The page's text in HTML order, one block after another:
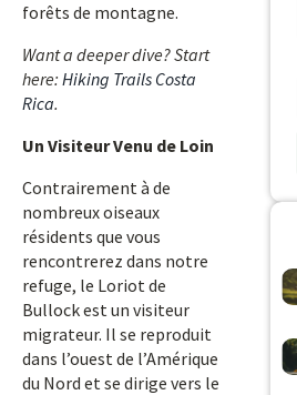
forêts de montagne.
Want a deeper dive? Start
here: Hiking Trails Costa
Rica.
Un Visiteur Venu de Loin
Contrairement à de
nombreux oiseaux
résidents que vous
rencontrerez dans notre
refuge, le Loriot de
Bullock est un visiteur
migrateur. Il se reproduit
dans l’ouest de l’Amérique
du Nord et se dirige vers le